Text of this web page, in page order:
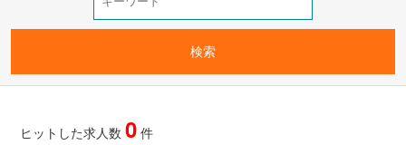
ヒットした求人数0 件